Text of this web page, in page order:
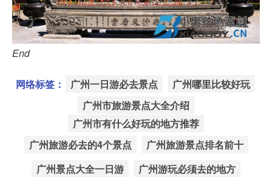
End
网络标签： 广州一日游必去景点
广州哪里比较好玩
广州市旅游景点大全介绍
广州市有什么好玩的地方推荐
广州旅游必去的4个景点
广州旅游景点排名前十
广州景点大全一日游
广州游玩必须去的地方